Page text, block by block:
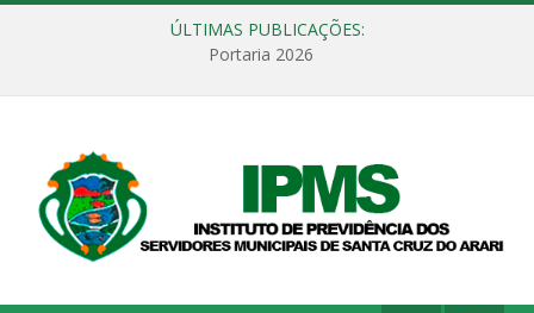
ÚLTIMAS PUBLICAÇÕES:
Portaria 2026